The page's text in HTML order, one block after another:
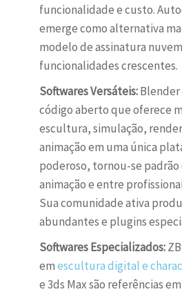
funcionalidade e custo.
emerge como alternativa
modelo de assinatura
funcionalidades crescentes.
Softwares Versáteis:Blender
código aberto que oferece
escultura, simulação,
animação em uma única
poderoso, tornou-se
animação e entre
Sua comunidade ativa
abundantes e plugins
Softwares Especializados:
emescultura digital e
e 3ds Max são referências